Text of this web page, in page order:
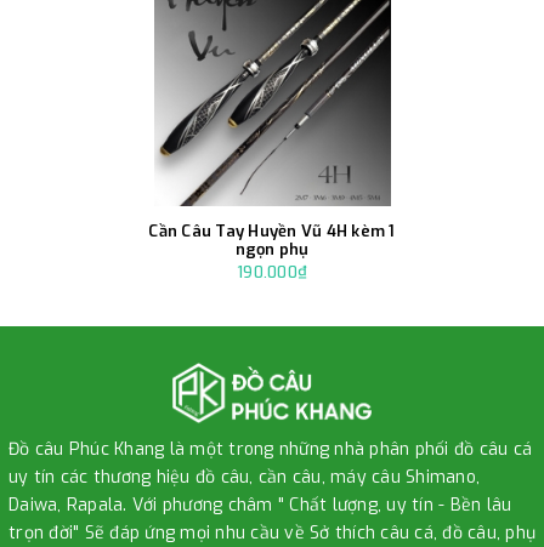
Cần Câu Tay Huyền Vũ 4H kèm 1
ngọn phụ
190.000₫
Đồ câu Phúc Khang là một trong những nhà phân phối đồ câu cá
uy tín các thương hiệu đồ câu, cần câu, máy câu Shimano,
Daiwa, Rapala. Với phương châm " Chất lượng, uy tín - Bền lâu
trọn đời" Sẽ đáp ứng mọi nhu cầu về Sở thích câu cá, đồ câu, phụ